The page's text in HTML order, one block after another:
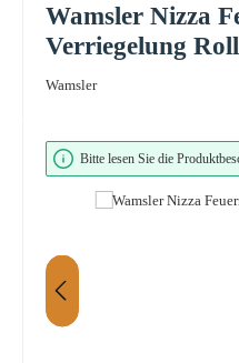
Wamsler Nizza
Verriegelung
Wamsler
Bildergalerie überspringen
Bitte lesen Sie die